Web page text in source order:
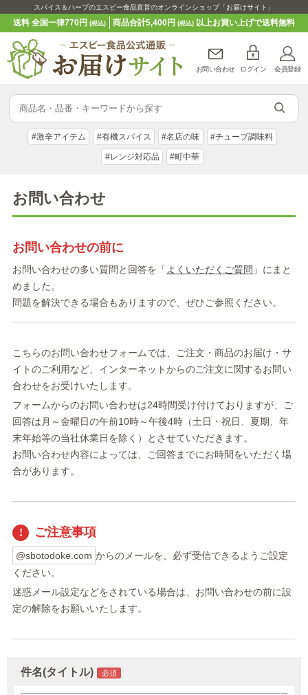
スパイス＆ハーブのエスビー食品直営のオンラインショップ「お届けサイト」
送料 全国一律770円(税込) 商品合計5,400円 (税込)以上お買い上げで送料無料
お問い合わせ ログイン 会員登録
#激辛アイテム #有機スパイス #名店の味 #チューブ調味料
#レンジ対応品 #町中華
お問い合わせ
お問い合わせの前に
お問い合わせの多い質問と回答を「 よくいただくご質問 」にまと
めました。
問題を解決できる場合もありますので、ぜひご参照ください。
こちらのお問い合わせフォームでは、ご注文・商品のお届け・サ
イトのご利用など、インターネットからのご注文に関するお問い
合わせをお受けいたします。
フォームからのお問い合わせは24時間受け付けておりますが、ご
回答は月～金曜日の午前10時～午後4時（土日・祝日、夏期、年
末年始等の当社休業日を除く）とさせていただきます。
お問い合わせ内容によっては、ご回答までにお時間をいただく場
合があります。
ご注意事項
@sbotodoke.com からのメールを、必ず受信できるようご設定
ください。
迷惑メール設定などをされている場合は、お問い合わせの前に設
定の解除をお願いいたします。
件名(タイトル)